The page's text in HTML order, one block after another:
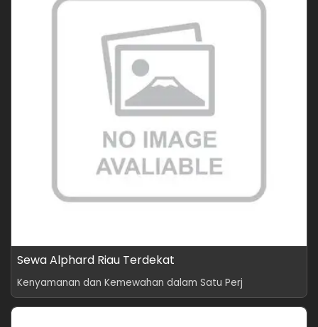
Sewa Alphard Riau Terdekat
Kenyamanan dan Kemewahan dalam Satu Perj